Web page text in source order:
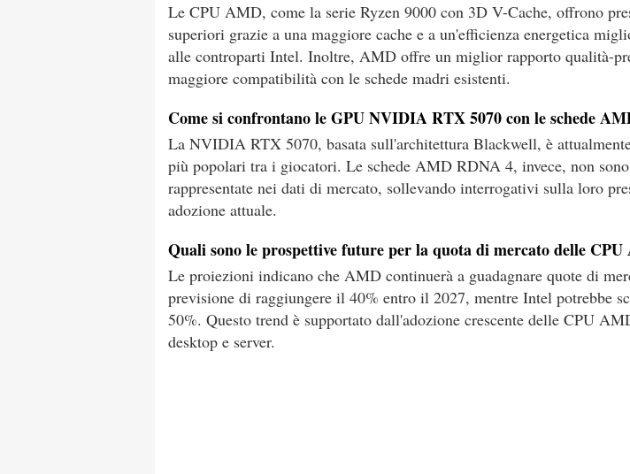
Le CPU AMD, come la serie Ryzen 9000 con 3D V-Cache, offrono
superiori grazie a una maggiore cache e a un'efficienza energetica
alle controparti Intel. Inoltre, AMD offre un miglior rapporto qualità-
maggiore compatibilità con le schede madri esistenti.
Come si confrontano le GPU NVIDIA RTX 5070 con le schede
La NVIDIA RTX 5070, basata sull'architettura Blackwell, è
più popolari tra i giocatori. Le schede AMD RDNA 4, invece, non
rappresentate nei dati di mercato, sollevando interrogativi sulla loro
adozione attuale.
Quali sono le prospettive future per la quota di mercato delle
Le proiezioni indicano che AMD continuerà a guadagnare quote di
previsione di raggiungere il 40% entro il 2027, mentre Intel potrebbe
50%. Questo trend è supportato dall'adozione crescente delle CPU
desktop e server.